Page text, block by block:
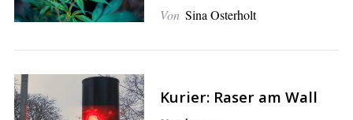
Von Sina Osterholt
Kurier: Raser am Wall